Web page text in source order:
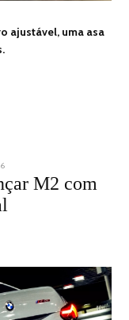
ajustável, uma asa
2026
M2 com